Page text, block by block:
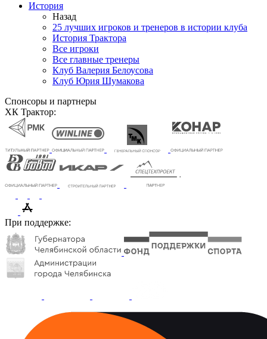
История
Назад
25 лучших игроков и тренеров в истории клуба
История Трактора
Все игроки
Все главные тренеры
Клуб Валерия Белоусова
Клуб Юрия Шумакова
Спонсоры и партнеры
ХК Трактор:
При поддержке: